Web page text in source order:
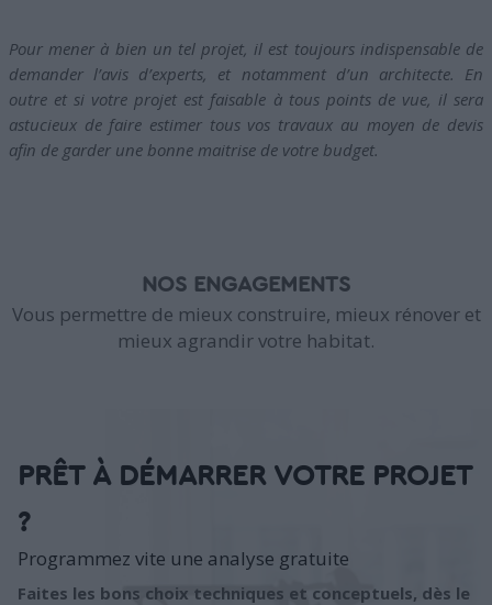
Pour mener à bien un tel projet, il est toujours indispensable de
demander l’avis d’experts, et notamment d’un architecte. En
outre et si votre projet est faisable à tous points de vue, il sera
astucieux de faire estimer tous vos travaux au moyen de devis
afin de garder une bonne maitrise de votre budget.
NOS ENGAGEMENTS
Vous permettre de mieux construire, mieux rénover et
mieux agrandir votre habitat.
PRÊT À DÉMARRER VOTRE PROJET
?
Programmez vite une analyse gratuite
Faites les bons choix techniques et conceptuels, dès le